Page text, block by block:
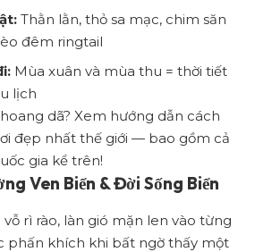
Thằn lằn, thỏ sa mạc, chim săn
đêm ringtail
Mùa xuân và mùa thu = thời tiết
lịch
dã?Xem hướng dẫn cách
đẹp nhất thế giới — bao gồm cả
gia kể trên!
Ven Biển & Đời Sống Biển
rì rào, làn gió mặn len vào từng
phấn khích khi bất ngờ thấy một